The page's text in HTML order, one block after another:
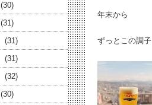
年末から
ずっとこの調子
(30)
(31)
(31)
(31)
(32)
(30)